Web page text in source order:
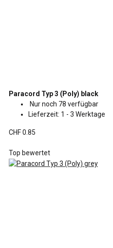
Paracord Typ 3 (Poly) black
Nur noch 78 verfügbar
Lieferzeit: 1 - 3 Werktage
CHF 0.85
Top bewertet